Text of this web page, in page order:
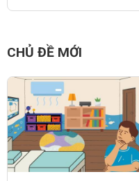
Lễ vật cúng đưa ông bà
mùng 3 tết và văn khấn
tạ năm mới
CHỦ ĐỀ MỚI